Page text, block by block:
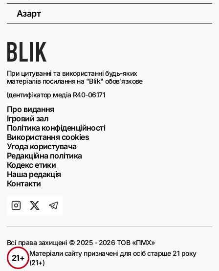
При цитуванні та використанні будь-яких
матеріалів посилання на "Blik" обов'язкове
Ідентифікатор медіа R40-06171
Про видання
Ігровий зал
Політика конфіденційності
Використання cookies
Угода користувача
Редакційна політика
Кодекс етики
Наша редакція
Контакти
Азарт
Всі права захищені © 2025 - 2026 ТОВ «ПМХ»
21+
Матеріали сайту призначені для осіб старше 21 року
(21+)